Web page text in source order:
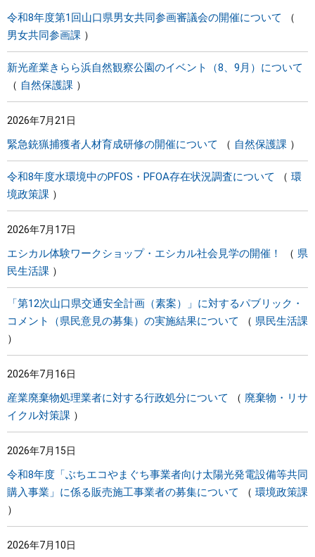
令和8年度第1回山口県男女共同参画審議会の開催について
男女共同参画課
新光産業きらら浜自然観察公園のイベント（8、9月）について
自然保護課
2026年7月21日
緊急銃猟捕獲者人材育成研修の開催について 自然保護課
令和8年度水環境中のPFOS・PFOA存在状況調査について
環
境政策課
2026年7月17日
エシカル体験ワークショップ・エシカル社会見学の開催！
県
民生活課
「第12次山口県交通安全計画（素案）」に対するパブリック・
コメント（県民意見の募集）の実施結果について
県民生活課
2026年7月16日
産業廃棄物処理業者に対する行政処分について
廃棄物・リサ
イクル対策課
2026年7月15日
令和8年度「ぶちエコやまぐち事業者向け太陽光発電設備等共同
購入事業」に係る販売施工事業者の募集について
環境政策課
2026年7月10日